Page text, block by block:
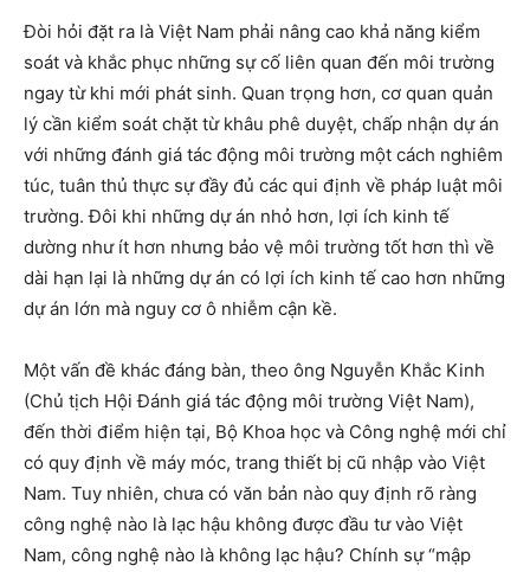
Đòi hỏi đặt ra là Việt Nam phải nâng cao khả năng kiểm
soát và khắc phục những sự cố liên quan đến môi trường
ngay từ khi mới phát sinh. Quan trọng hơn, cơ quan quản
lý cần kiểm soát chặt từ khâu phê duyệt, chấp nhận dự án
với những đánh giá tác động môi trường một cách nghiêm
túc, tuân thủ thực sự đầy đủ các qui định về pháp luật môi
trường. Đôi khi những dự án nhỏ hơn, lợi ích kinh tế
dường như ít hơn nhưng bảo vệ môi trường tốt hơn thì về
dài hạn lại là những dự án có lợi ích kinh tế cao hơn những
dự án lớn mà nguy cơ ô nhiễm cận kề.
Một vấn đề khác đáng bàn, theo ông Nguyễn Khắc Kinh
(Chủ tịch Hội Đánh giá tác động môi trường Việt Nam),
đến thời điểm hiện tại, Bộ Khoa học và Công nghệ mới chỉ
có quy định về máy móc, trang thiết bị cũ nhập vào Việt
Nam. Tuy nhiên, chưa có văn bản nào quy định rõ ràng
công nghệ nào là lạc hậu không được đầu tư vào Việt
Nam, công nghệ nào là không lạc hậu? Chính sự “mập